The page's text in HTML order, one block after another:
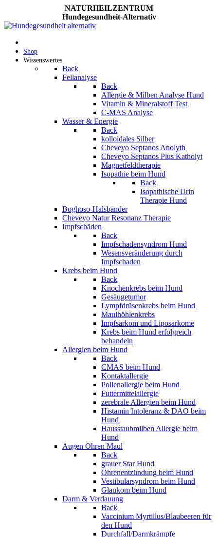
NATURHEILZENTRUM
Hundegesundheit-Alternativ
Shop
Wissenswertes
Back
Fellanalyse
Back
Allergie & Milben Analyse Hund
Vitamin & Mineralstoff Test
C-MAS Analyse
Wasser & Energie
Back
kolloidales Silber
Cheveyo Septanos Anolyth
Cheveyo Septanos Plus Katholyt
Magnetfeldtherapie
Isopathie beim Hund
Back
Isopathische Urin
Therapie Hund
Boghoso-Halsbänder
Cheveyo Natur Resonanz Therapie
Impfschäden
Back
Impfschadensyndrom Hund
Wesensveränderung durch
Impfschaden
Krebs beim Hund
Back
Knochenkrebs beim Hund
Gesäugetumor
Lympfdrüsenkrebs beim Hund
Maulhöhlenkrebs
Impfsarkom und Liposarkome
Krebs beim Hund erfolgreich
behandeln
Allergien beim Hund
Back
CMAS beim Hund
Kontaktallergie
Pollenallergie beim Hund
Futtermittelallergie
zerebrale Allergien beim Hund
Histamin Intoleranz & DAO beim
Hund
Hausstaubmilben Allergie beim
Hund
Augen Ohren Maul
Back
grauer Star Hund
Ohrenentzündung beim Hund
Vestibularsyndrom beim Hund
Glaukom beim Hund
Darm & Verdauung
Back
Vaccinium Myrtillus/Blaubeeren für
den Hund
Durchfall/Darmkrämpfe